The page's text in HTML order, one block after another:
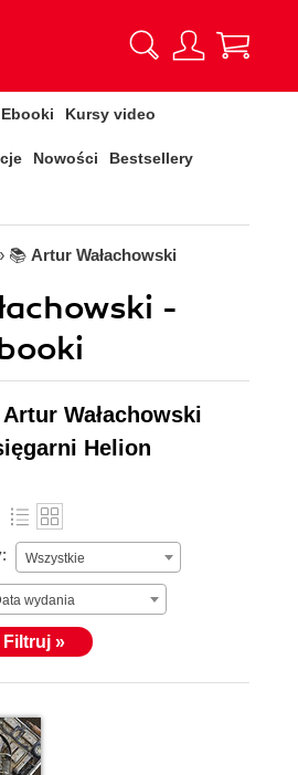
Ebooki Kursy video
Nowości Bestsellery
📚 Artur Wałachowski
-
Wałachowski
Helion
Wszystkie
wydania
Filtruj »